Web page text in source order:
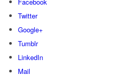
Twitter
Google+
Tumblr
LinkedIn
Mail